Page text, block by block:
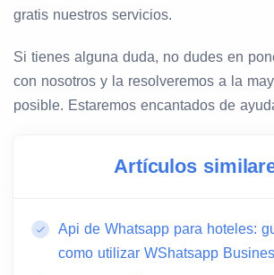
gratis nuestros servicios.
Si tienes alguna duda, no dudes en
con nosotros y la resolveremos a la
posible. Estaremos encantados de
Artículos
Api de Whatsapp para hoteles:
como utilizar WShatsapp